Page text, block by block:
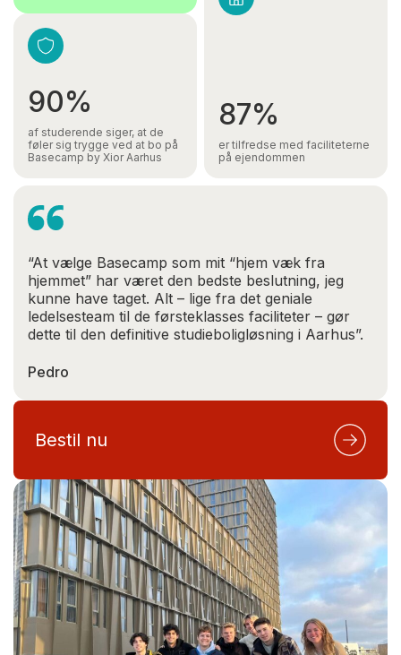
“At vælge Basecamp som mit “hjem væk fra
hjemmet” har været den bedste beslutning, jeg
kunne have taget. Alt – lige fra det geniale
ledelsesteam til de førsteklasses faciliteter – gør
dette til den definitive studieboligløsning i Aarhus”.
Pedro
Bestil nu
90%
af studerende siger, at de
føler sig trygge ved at bo på
Basecamp by Xior Aarhus
87%
er tilfredse med faciliteterne
på ejendommen